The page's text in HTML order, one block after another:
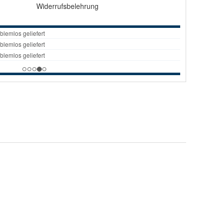
Widerrufsbelehrung